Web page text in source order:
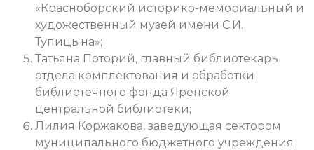
«Красноборский историко-мемориальный и
художественный музей имени С.И.
Тупицына»;
Татьяна Поторий, главный библиотекарь
отдела комплектования и обработки
библиотечного фонда Яренской
центральной библиотеки;
Лилия Коржакова, заведующая сектором
муниципального бюджетного учреждения